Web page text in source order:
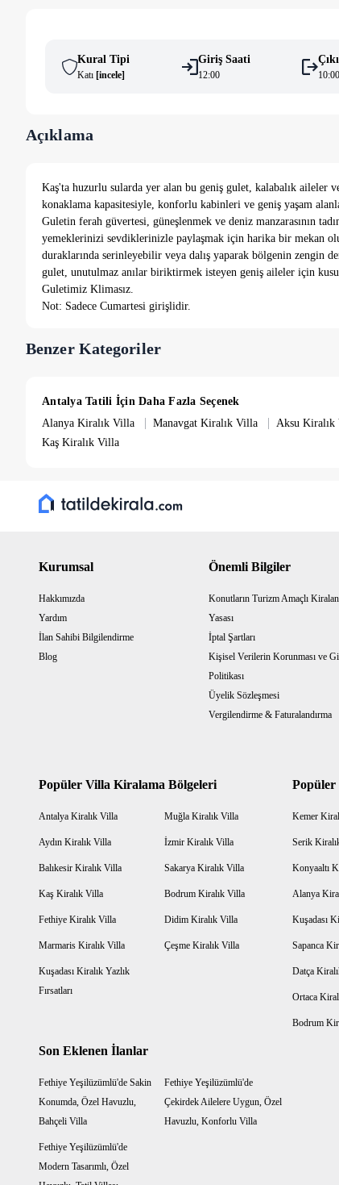
Kural Tipi
Katı [i̇ncele]
Giriş Saati
12:00 10:00
Açıklama
Kaş'ta huzurlu sularda yer alan bu geniş gulet, kalabalık
konaklama kapasitesiyle, konforlu kabinleri ve geniş yaşam
Guletin ferah güvertesi, güneşlenmek ve deniz manzarasının
yemeklerinizi sevdiklerinizle paylaşmak için harika bir mekan
duraklarında serinleyebilir veya dalış yaparak bölgenin zengin
gulet, unutulmaz anılar biriktirmek isteyen geniş aileler için
Guletimiz Klimasız.
Not: Sadece Cumartesi girişlidir.
Benzer Kategoriler
Antalya Tatili İçin Daha Fazla Seçenek
Alanya Kiralık Villa
| Manavgat Kiralık Villa | Aksu Kiralık
Kaş Kiralık Villa
Kurumsal
Hakkımızda
Yardım
İlan Sahibi Bilgilendirme
Blog
Önemli Bilgiler
Konutların Turizm Amaçlı
Yasası
İptal Şartları
Kişisel Verilerin Korunması ve
Politikası
Üyelik Sözleşmesi
Vergilendirme & Faturalandırma
Popüler Villa Kiralama Bölgeleri
Antalya Kiralık Villa Muğla Kiralık Villa
Aydın Kiralık Villa İzmir Kiralık Villa
Balıkesir Kiralık Villa Sakarya Kiralık Villa
Kaş Kiralık Villa Bodrum Kiralık Villa
Fethiye Kiralık Villa Didim Kiralık Villa
Marmaris Kiralık Villa Çeşme Kiralık Villa
Kuşadası Kiralık Yazlık
Fırsatları
Kemer
Serik
Konyaaltı
Alanya
Kuşadası
Sapanca
Datça
Ortaca
Bodrum
Son Eklenen İlanlar
Fethiye Yeşilüzümlü'de Sakin
Konumda, Özel Havuzlu,
Bahçeli Villa
Fethiye Yeşilüzümlü'de
Çekirdek Ailelere Uygun, Özel
Havuzlu, Konforlu Villa
Fethiye Yeşilüzümlü'de
Modern Tasarımlı, Özel